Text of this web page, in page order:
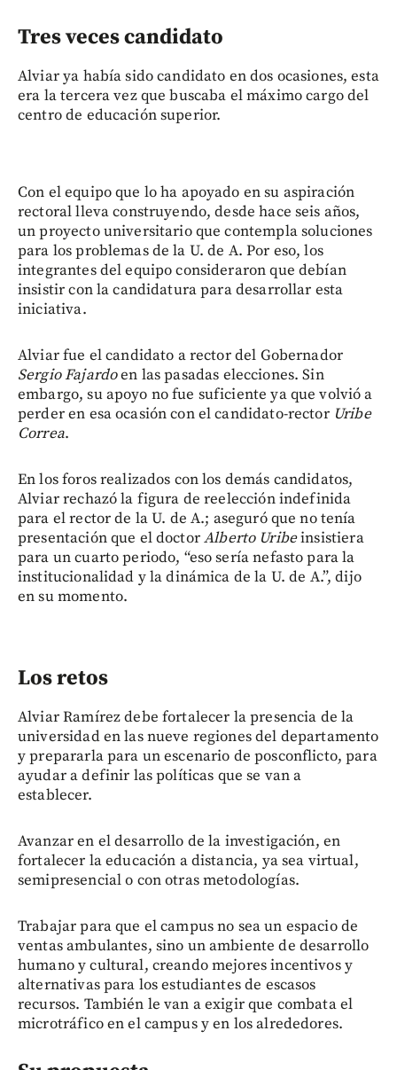
Tres veces candidato
Alviar ya había sido candidato en dos ocasiones, esta
era la tercera vez que buscaba el máximo cargo del
centro de educación superior.
Con el equipo que lo ha apoyado en su aspiración
rectoral lleva construyendo, desde hace seis años,
un proyecto universitario que contempla soluciones
para los problemas de la U. de A. Por eso, los
integrantes del equipo consideraron que debían
insistir con la candidatura para desarrollar esta
iniciativa.
Alviar fue el candidato a rector del Gobernador
Sergio Fajardoen las pasadas elecciones. Sin
embargo, su apoyo no fue suficiente ya que volvió a
perder en esa ocasión con el candidato-rector Uribe
Correa.
En los foros realizados con los demás candidatos,
Alviar rechazó la figura de reelección indefinida
para el rector de la U. de A.; aseguró que no tenía
presentación que el doctorAlberto Uribeinsistiera
para un cuarto periodo, “eso sería nefasto para la
institucionalidad y la dinámica de la U. de A.”, dijo
en su momento.
Los retos
Alviar Ramírez debe fortalecer la presencia de la
universidad en las nueve regiones del departamento
y prepararla para un escenario de posconflicto, para
ayudar a definir las políticas que se van a
establecer.
Avanzar en el desarrollo de la investigación, en
fortalecer la educación a distancia, ya sea virtual,
semipresencial o con otras metodologías.
Trabajar para que el campus no sea un espacio de
ventas ambulantes, sino un ambiente de desarrollo
humano y cultural, creando mejores incentivos y
alternativas para los estudiantes de escasos
recursos. También le van a exigir que combata el
microtráfico en el campus y en los alrededores.